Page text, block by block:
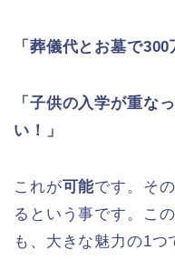
「葬儀代とお墓で300
「子供の入学が重な
い！」
これが可能です。そ
るという事です。こ
も、大きな魅力の1つ